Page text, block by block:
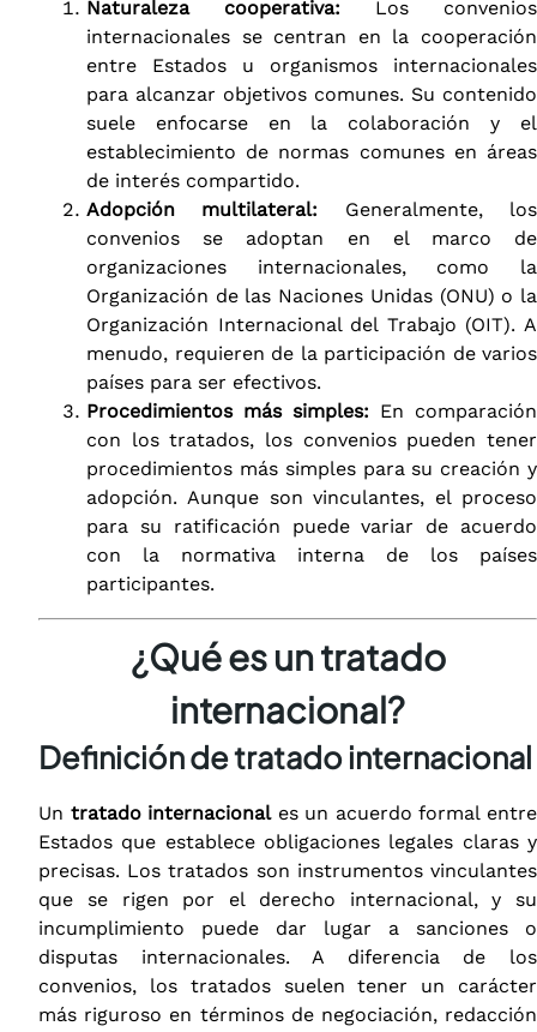
Naturaleza cooperativa: Los convenios
internacionales se centran en la cooperación
entre Estados u organismos internacionales
para alcanzar objetivos comunes. Su contenido
suele enfocarse en la colaboración y el
establecimiento de normas comunes en áreas
de interés compartido.
Adopción multilateral: Generalmente, los
convenios se adoptan en el marco de
organizaciones internacionales, como la
Organización de las Naciones Unidas (ONU) o la
Organización Internacional del Trabajo (OIT). A
menudo, requieren de la participación de varios
países para ser efectivos.
Procedimientos más simples: En comparación
con los tratados, los convenios pueden tener
procedimientos más simples para su creación y
adopción. Aunque son vinculantes, el proceso
para su ratificación puede variar de acuerdo
con la normativa interna de los países
participantes.
¿Qué es un tratado
internacional?
Definición de tratado internacional
Un tratado internacionales un acuerdo formal entre
Estados que establece obligaciones legales claras y
precisas. Los tratados son instrumentos vinculantes
que se rigen por el derecho internacional, y su
incumplimiento puede dar lugar a sanciones o
disputas internacionales. A diferencia de los
convenios, los tratados suelen tener un carácter
más riguroso en términos de negociación, redacción